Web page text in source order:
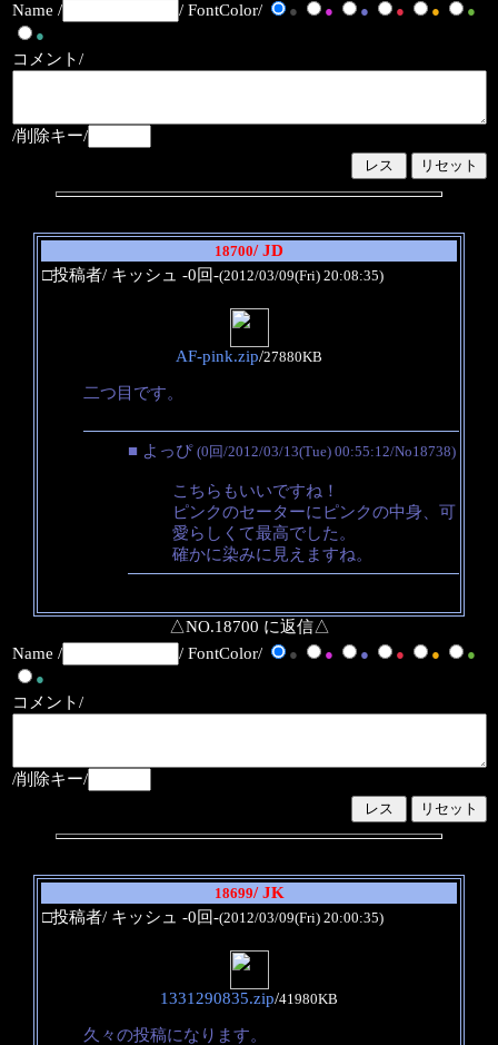
Name /
/ FontColor/ ● ● ● ● ●
●
●
コメント/
/削除キー/
18700/ JD
□投稿者/ キッシュ -0回-(2012/03/09(Fri) 20:08:35)
AF-pink.zip/27880KB
二つ目です。
■ よっぴ (0回/2012/03/13(Tue) 00:55:12/No18738)
こちらもいいですね！
ピンクのセーターにピンクの中身、可
愛らしくて最高でした。
確かに染みに見えますね。
△NO.18700 に返信△
Name /
/ FontColor/ ● ● ● ● ●
●
●
コメント/
/削除キー/
18699/ JK
□投稿者/ キッシュ -0回-(2012/03/09(Fri) 20:00:35)
1331290835.zip/41980KB
久々の投稿になります。